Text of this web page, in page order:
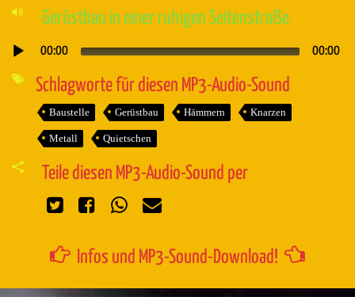
Gerüstbau in einer ruhigen Seitenstraße
Audio-
00:00 00:00
Schlagworte für diesen MP3-Audio-Sound
Baustelle Gerüstbau Hämmern Knarzen
Metall Quietschen
Teile diesen MP3-Audio-Sound per
Infos und MP3-Sound-Download!